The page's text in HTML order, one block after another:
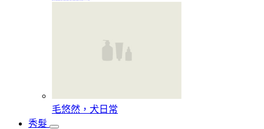
毛悠然，犬日常
秀髮